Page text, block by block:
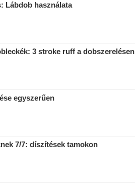
Lábdob használata
3 stroke ruff a dobszerelésen
egyszerűen
7/7: díszítések tamokon